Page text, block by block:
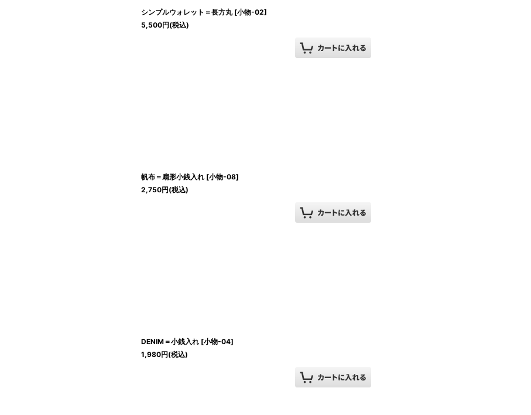
シンプルウォレット＝長方丸 [小物-02]
5,500円(税込)
帆布＝扇形小銭入れ [小物-08]
2,750円(税込)
DENIM＝小銭入れ [小物-04]
1,980円(税込)